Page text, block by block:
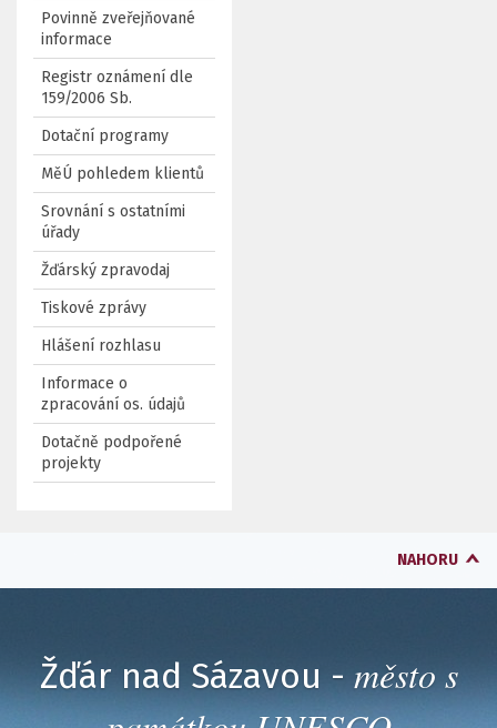
Povinně zveřejňované
informace
Registr oznámení dle
159/2006 Sb.
Dotační programy
MěÚ pohledem klientů
Srovnání s ostatními
úřady
Žďárský zpravodaj
Tiskové zprávy
Hlášení rozhlasu
Informace o
zpracování os. údajů
Dotačně podpořené
projekty
NAHORU
Žďár nad Sázavou - město s